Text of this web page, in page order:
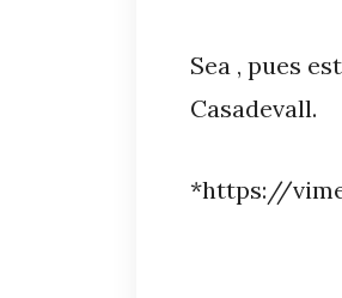
Sea , pues
Casadevall.
*https://